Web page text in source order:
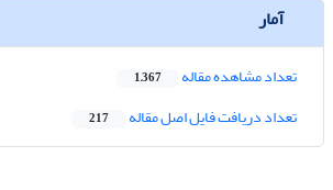
آمار
تعداد مشاهده مقاله 1,367
تعداد دریافت فایل اصل مقاله 217